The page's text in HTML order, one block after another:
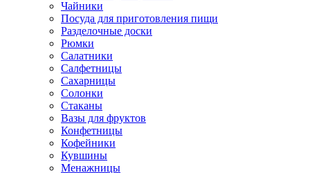
Чайники
Посуда для приготовления пищи
Разделочные доски
Рюмки
Салатники
Салфетницы
Сахарницы
Солонки
Стаканы
Вазы для фруктов
Конфетницы
Кофейники
Кувшины
Менажницы